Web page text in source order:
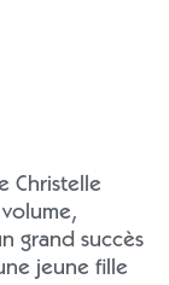
Christelle
grand succès
jeune fille